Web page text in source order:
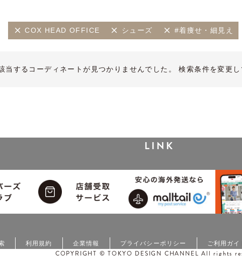
COX HEAD OFFICE シューズ #着痩せ・細見え
当するコーディネートが見つかりませんでした。 検索条件を変更し
LINK
利用規約 企業情報 プライバシーポリシー ご利用ガイ
COPYRIGHT © TOKYO DESIGN CHANNEL All rights